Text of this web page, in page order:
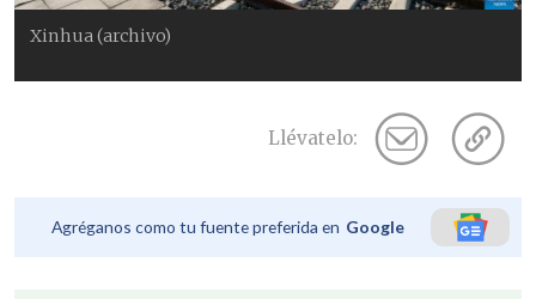
Xinhua (archivo)
Llévatelo:
Agréganos como tu fuente preferida en Google